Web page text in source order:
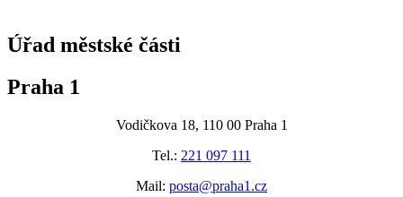
Úřad městské části
Praha 1
Vodičkova 18, 110 00 Praha 1
Tel.: 221 097 111
Mail: posta@praha1.cz